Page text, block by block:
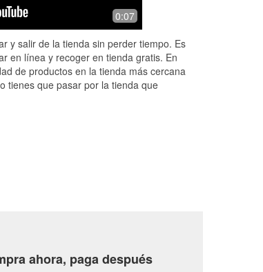
and helpful.
0:07
y salir de la tienda sin perder tiempo. Es
en línea y recoger en tienda gratis. En
de productos en la tienda más cercana
tienes que pasar por la tienda que
ahora, paga después